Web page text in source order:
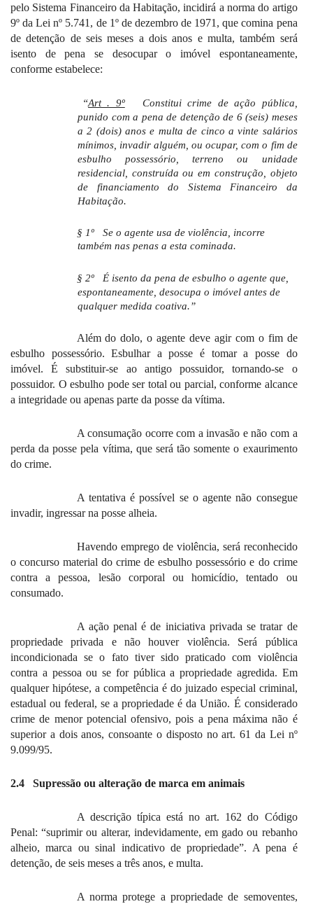
pelo Sistema Financeiro da Habitação, incidirá a norma do artigo
9º da Lei nº 5.741, de 1º de dezembro de 1971, que comina pena
de detenção de seis meses a dois anos e multa, também será
isento de pena se desocupar o imóvel espontaneamente,
conforme estabelece:
“Art . 9º
Constitui crime de ação pública,
punido com a pena de detenção de 6 (seis) meses
a 2 (dois) anos e multa de cinco a vinte salários
mínimos, invadir alguém, ou ocupar, com o fim de
esbulho possessório, terreno ou unidade
residencial, construída ou em construção, objeto
de financiamento do Sistema Financeiro da
Habitação.
§ 1º
Se o agente usa de violência, incorre
também nas penas a esta cominada.
§ 2º
É isento da pena de esbulho o agente que,
espontaneamente, desocupa o imóvel antes de
qualquer medida coativa.”
Além do dolo, o agente deve agir com o fim de
esbulho possessório. Esbulhar a posse é tomar a posse do
imóvel. É substituir-se ao antigo possuidor, tornando-se o
possuidor. O esbulho pode ser total ou parcial, conforme alcance
a integridade ou apenas parte da posse da vítima.
A consumação ocorre com a invasão e não com a
perda da posse pela vítima, que será tão somente o exaurimento
do crime.
A tentativa é possível se o agente não consegue
invadir, ingressar na posse alheia.
Havendo emprego de violência, será reconhecido
o concurso material do crime de esbulho possessório e do crime
contra a pessoa, lesão corporal ou homicídio, tentado ou
consumado.
A ação penal é de iniciativa privada se tratar de
propriedade privada e não houver violência. Será pública
incondicionada se o fato tiver sido praticado com violência
contra a pessoa ou se for pública a propriedade agredida. Em
qualquer hipótese, a competência é do juizado especial criminal,
estadual ou federal, se a propriedade é da União. É considerado
crime de menor potencial ofensivo, pois a pena máxima não é
superior a dois anos, consoante o disposto no art. 61 da Lei nº
9.099/95.
2.4 Supressão ou alteração de marca em animais
A descrição típica está no art. 162 do Código
Penal: “suprimir ou alterar, indevidamente, em gado ou rebanho
alheio, marca ou sinal indicativo de propriedade”. A pena é
detenção, de seis meses a três anos, e multa.
A norma protege a propriedade de semoventes,